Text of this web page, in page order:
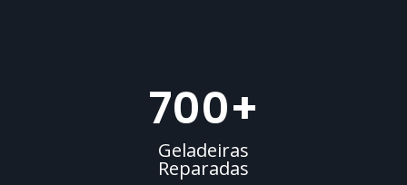
700+
Geladeiras
Reparadas